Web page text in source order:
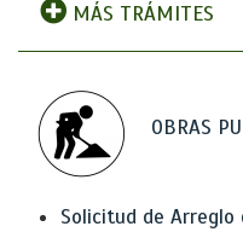
MÁS TRÁMITES
OBRAS
Solicitud de Arreglo